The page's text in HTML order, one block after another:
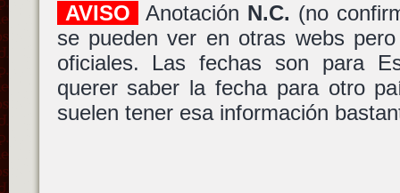
AVISO
Anotación N.C. (no
se pueden ver en otras webs
oficiales. Las fechas son para
querer saber la fecha para otro
suelen tener esa información